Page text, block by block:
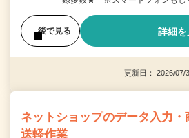
後で見る 詳細を
更新日： 2026/
ネットショップのデータ入力
送軽作業